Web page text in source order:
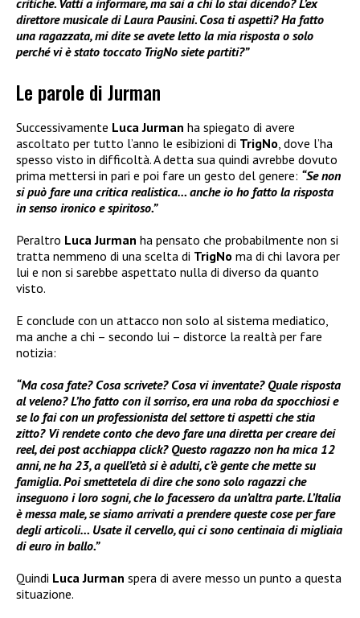
direttore musicale di Laura Pausini. Cosa ti aspetti? Ha fatto
una ragazzata, mi dite se avete letto la mia risposta o solo
perché vi è stato toccato TrigNo siete partiti?”
Le parole di Jurman
Successivamente Luca Jurman ha spiegato di avere
ascoltato per tutto l’anno le esibizioni di TrigNo , dove l’ha
spesso visto in difficoltà. A detta sua quindi avrebbe dovuto
prima mettersi in pari e poi fare un gesto del genere: “Se non
si può fare una critica realistica… anche io ho fatto la risposta
in senso ironico e spiritoso.”
Peraltro Luca Jurman ha pensato che probabilmente non si
tratta nemmeno di una scelta di TrigNo ma di chi lavora per
lui e non si sarebbe aspettato nulla di diverso da quanto
visto.
E conclude con un attacco non solo al sistema mediatico,
ma anche a chi – secondo lui – distorce la realtà per fare
notizia:
“Ma cosa fate? Cosa scrivete? Cosa vi inventate? Quale risposta
al veleno? L’ho fatto con il sorriso, era una roba da spocchiosi e
se lo fai con un professionista del settore ti aspetti che stia
zitto? Vi rendete conto che devo fare una diretta per creare dei
reel, dei post acchiappa click? Questo ragazzo non ha mica 12
anni, ne ha 23, a quell’età si è adulti, c’è gente che mette su
famiglia. Poi smettetela di dire che sono solo ragazzi che
inseguono i loro sogni, che lo facessero da un’altra parte. L’Italia
è messa male, se siamo arrivati a prendere queste cose per fare
degli articoli… Usate il cervello, qui ci sono centinaia di migliaia
di euro in ballo.”
Quindi Luca Jurman spera di avere messo un punto a questa
situazione.